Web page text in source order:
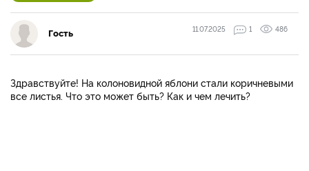
Гость 11.07.2025 1 486
Здравствуйте! На колоновидной яблони стали коричневыми
все листья. Что это может быть? Как и чем лечить?